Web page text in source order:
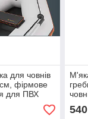
для човнів
фірмове
для ПВХ
540